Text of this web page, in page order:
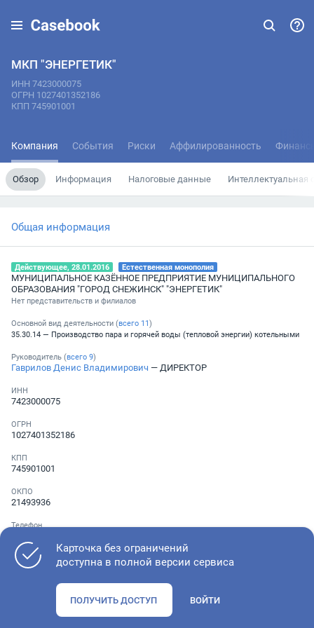
МКП "ЭНЕРГЕТИК"
ИНН 7423000075
ОГРН 1027401352186
КПП 745901001
Компания События Риски Аффилированность
Обзор Информация Налоговые данные Интеллектуальная
Общая информация
Действующее, 28.01.2016 Естественная монополия
МУНИЦИПАЛЬНОЕ КАЗЁННОЕ ПРЕДПРИЯТИЕ МУНИЦИПАЛЬНОГО
ОБРАЗОВАНИЯ "ГОРОД СНЕЖИНСК" "ЭНЕРГЕТИК"
Нет представительств и филиалов
Основной вид деятельности (всего 11)
35.30.14 — Производство пара и горячей воды (тепловой энергии) котельными
Руководитель (всего 9)
Гаврилов Денис Владимирович — ДИРЕКТОР
ИНН
7423000075
ОГРН
1027401352186
КПП
745901001
ОКПО
21493936
Телефон
Как оценить состояние компании
Карточка без ограничений
доступна в полной версии сервиса
ПОЛУЧИТЬ ДОСТУП ВОЙТИ